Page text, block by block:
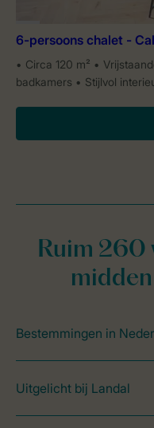
6-persoons chalet -
Circa 120 m²
badkamers
Stijlvol
Ruim 260
Bestemmingen in
Uitgelicht bij Landal